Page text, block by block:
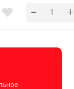
- +